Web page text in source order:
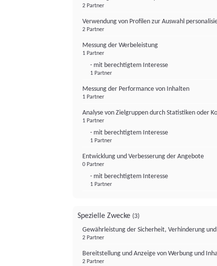
2 Partner
Verwendung von Profilen zur Auswahl
2 Partner
Messung der Werbeleistung
1 Partner
- mit berechtigtem Interesse
1 Partner
Messung der Performance von Inhalten
1 Partner
Analyse von Zielgruppen durch Statistiken oder
1 Partner
- mit berechtigtem Interesse
1 Partner
Entwicklung und Verbesserung der Angebote
0 Partner
- mit berechtigtem Interesse
1 Partner
Spezielle Zwecke (3)
Gewährleistung der Sicherheit, Verhinderung
2 Partner
Bereitstellung und Anzeige von Werbung und
2 Partner